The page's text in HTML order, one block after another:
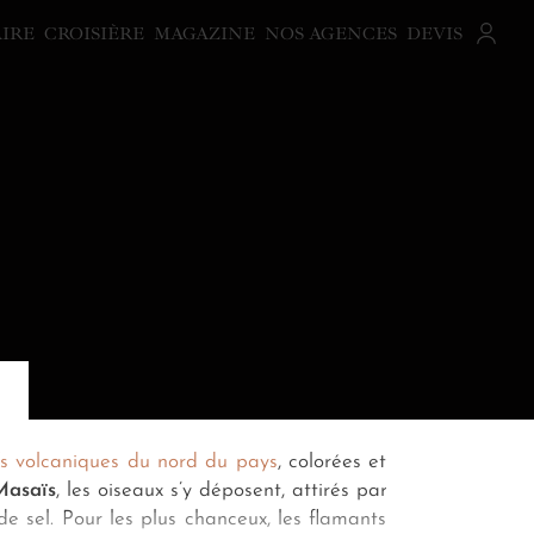
CROISIÈRE MAGAZINE NOS AGENCES DEVIS
volcaniques du nord du pays, colorées et
, les oiseaux s’y déposent, attirés par
sel. Pour les plus chanceux, les flamants